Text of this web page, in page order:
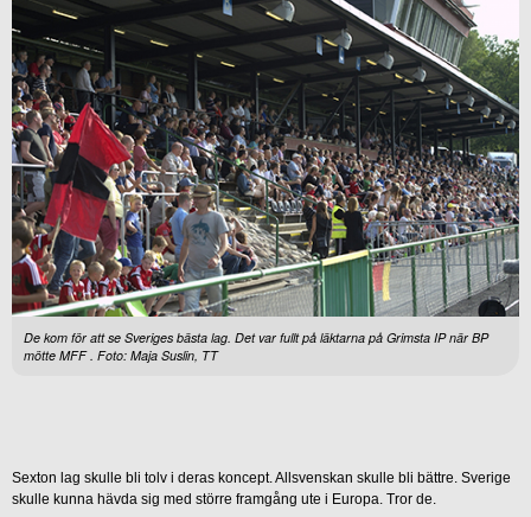
De kom för att se Sveriges bästa lag. Det var fullt på läktarna på Grimsta IP när BP
mötte MFF . Foto: Maja Suslin, TT
Sexton lag skulle bli tolv i deras koncept. Allsvenskan skulle bli bättre. Sverige
skulle kunna hävda sig med större framgång ute i Europa. Tror de.